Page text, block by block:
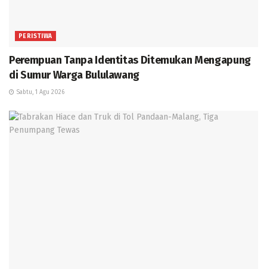
PERISTIWA
Perempuan Tanpa Identitas Ditemukan Mengapung
di Sumur Warga Bululawang
Sabtu, 1 Agu 2026